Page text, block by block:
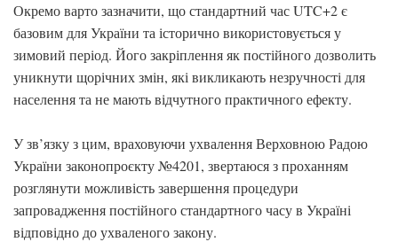
Окремо варто зазначити, що стандартний час UTC+2 є
базовим для України та історично використовується у
зимовий період. Його закріплення як постійного дозволить
уникнути щорічних змін, які викликають незручності для
населення та не мають відчутного практичного ефекту.
У зв’язку з цим, враховуючи ухвалення Верховною Радою
України законопроєкту №4201, звертаюся з проханням
розглянути можливість завершення процедури
запровадження постійного стандартного часу в Україні
відповідно до ухваленого закону.